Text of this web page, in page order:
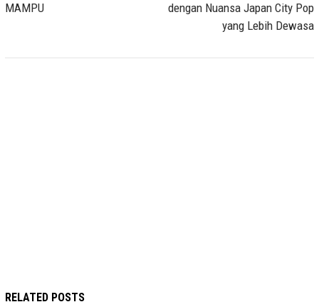
MAMPU
dengan Nuansa Japan City Pop
yang Lebih Dewasa
RELATED POSTS